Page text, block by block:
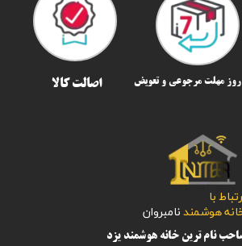
با
هوشمند نامبروان
اصالت کالا
نام ترین خانه هوشمند یزد